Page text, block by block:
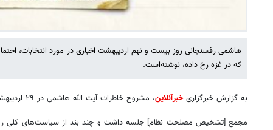
هاشمی رفسنجانی روز بیست و نهم اردیبهشت اخباری در مورد انتخابات،
که در غزه رخ داده، نوشته‌است.
به گزارش خبرگزاریخبرآنلاین، مشروح خاطرات آیت الله هاشمی در ۲۹ اردیبهشت ۱۳۸۰ را بخوانید؛
مجمع [تشخیص مصلحت نظام] جلسه داشت و چند بند از سیاست‌های کلی